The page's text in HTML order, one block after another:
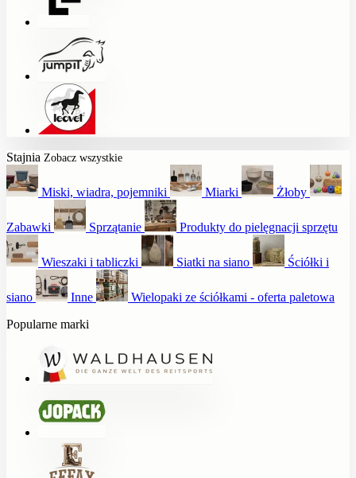
Stajnia Zobacz wszystkie
Miski, wiadra, pojemniki Miarki Żłoby
Zabawki Sprzątanie Produkty do pielęgnacji sprzętu
Wieszaki i tabliczki Siatki na siano Ściółki i
siano Inne
Wielopaki ze ściółkami - oferta paletowa
Popularne marki